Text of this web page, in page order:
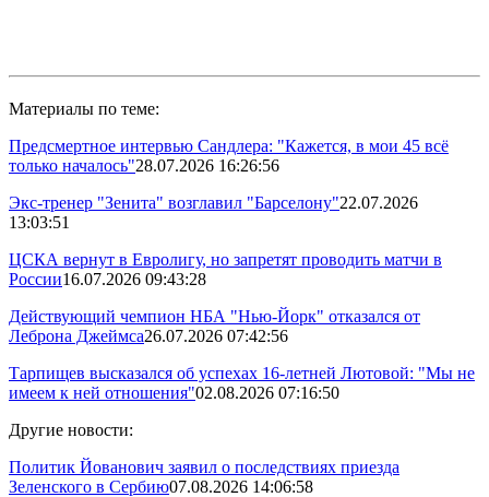
Материалы по теме:
Предсмертное интервью Сандлера: "Кажется, в мои 45 всё
только началось"28.07.2026 16:26:56
Экс-тренер "Зенита" возглавил "Барселону"22.07.2026
13:03:51
ЦСКА вернут в Евролигу, но запретят проводить матчи в
России16.07.2026 09:43:28
Действующий чемпион НБА "Нью-Йорк" отказался от
Леброна Джеймса26.07.2026 07:42:56
Тарпищев высказался об успехах 16-летней Лютовой: "Мы не
имеем к ней отношения"02.08.2026 07:16:50
Другие новости:
Политик Йованович заявил о последствиях приезда
Зеленского в Сербию07.08.2026 14:06:58